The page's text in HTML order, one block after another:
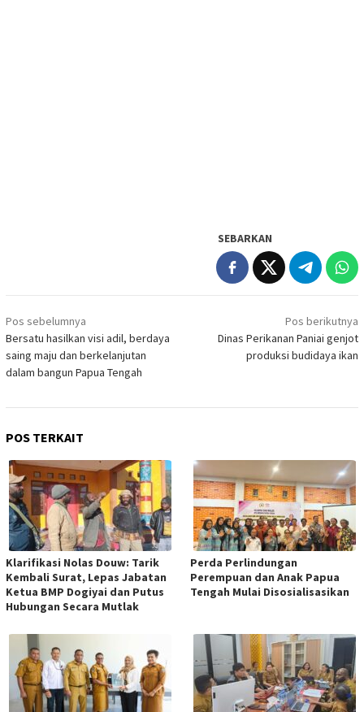
SEBARKAN
Navigasi
pos
Pos sebelumnya
Bersatu hasilkan visi adil, berdaya
saing maju dan berkelanjutan
dalam bangun Papua Tengah
Pos berikutnya
Dinas Perikanan Paniai genjot
produksi budidaya ikan
POS TERKAIT
Klarifikasi Nolas Douw: Tarik
Kembali Surat, Lepas Jabatan
Ketua BMP Dogiyai dan Putus
Hubungan Secara Mutlak
Perda Perlindungan
Perempuan dan Anak Papua
Tengah Mulai Disosialisasikan